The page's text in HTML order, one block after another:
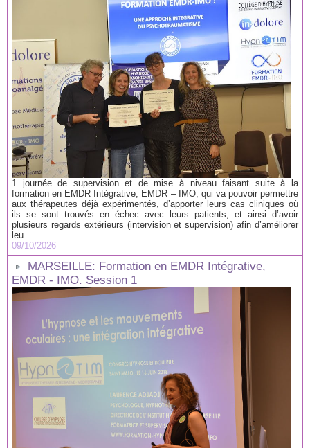
1 journée de supervision et de mise à niveau faisant suite à la
formation en EMDR Intégrative, EMDR – IMO, qui va pouvoir permettre
aux thérapeutes déjà expérimentés, d’apporter leurs cas cliniques où
ils se sont trouvés en échec avec leurs patients, et ainsi d’avoir
plusieurs regards extérieurs (intervision et supervision) afin d’améliorer
leu...
09/10/2026
MARSEILLE: Formation en EMDR Intégrative,
EMDR - IMO. Session 1